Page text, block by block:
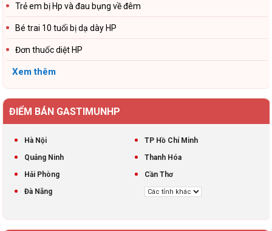
Trẻ em bị Hp và đau bụng về đêm
Bé trai 10 tuổi bị dạ dày HP
Đơn thuốc diệt HP
Xem thêm
ĐIỂM BÁN GASTIMUNHP
Hà Nội
TP Hồ Chí Minh
Quảng Ninh
Thanh Hóa
Hải Phòng
Cần Thơ
Đà Nẵng